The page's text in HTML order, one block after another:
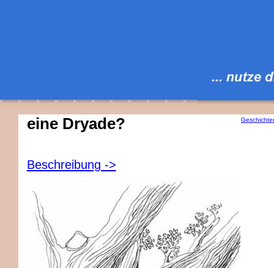
eine Dryade?
Beschreibung ->